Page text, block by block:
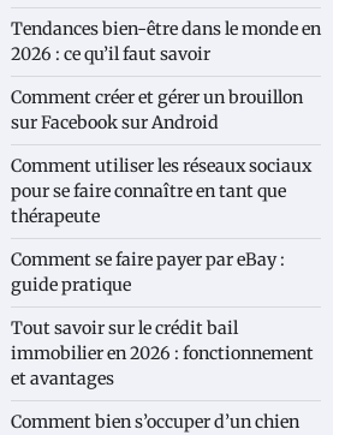
Tendances bien-être dans le monde en
2026 : ce qu’il faut savoir
Comment créer et gérer un brouillon
sur Facebook sur Android
Comment utiliser les réseaux sociaux
pour se faire connaître en tant que
thérapeute
Comment se faire payer par eBay :
guide pratique
Tout savoir sur le crédit bail
immobilier en 2026 : fonctionnement
et avantages
Comment bien s’occuper d’un chien